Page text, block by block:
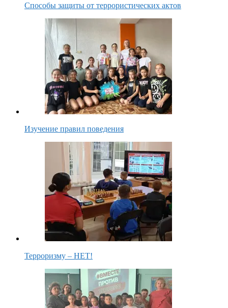
Способы защиты от террористических актов
Изучение правил поведения
Терроризму – НЕТ!